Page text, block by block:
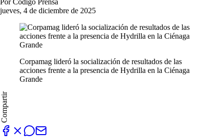
jueves, 4 de diciembre de 2025
Corpamag lideró la socialización de resultados de las
acciones frente a la presencia de Hydrilla en la Ciénaga
Grande
Compartir